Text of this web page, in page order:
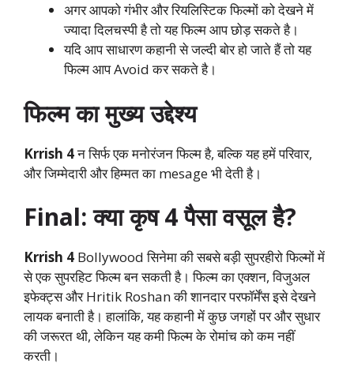
अगर आपको गंभीर और रियलिस्टिक फिल्मों को देखने में
ज्यादा दिलचस्पी है तो यह फिल्म आप छोड़ सकते है।
यदि आप साधारण कहानी से जल्दी बोर हो जाते हैं तो यह
फिल्म आप Avoid कर सकते है।
फिल्म का मुख्य उद्देश्य
Krrish 4न सिर्फ एक मनोरंजन फिल्म है, बल्कि यह हमें परिवार,
और जिम्मेदारी और हिम्मत का mesage भी देती है।
Final: क्या कृष 4 पैसा वसूल है?
Krrish 4 Bollywood सिनेमा की सबसे बड़ी सुपरहीरो फिल्मों में
से एक सुपरहिट फिल्म बन सकती है। फिल्म का एक्शन, विजुअल
इफेक्ट्स और Hritik Roshan की शानदार परफॉर्मेंस इसे देखने
लायक बनाती है। हालांकि, यह कहानी में कुछ जगहों पर और सुधार
की जरूरत थी, लेकिन यह कमी फिल्म के रोमांच को कम नहीं
करती।